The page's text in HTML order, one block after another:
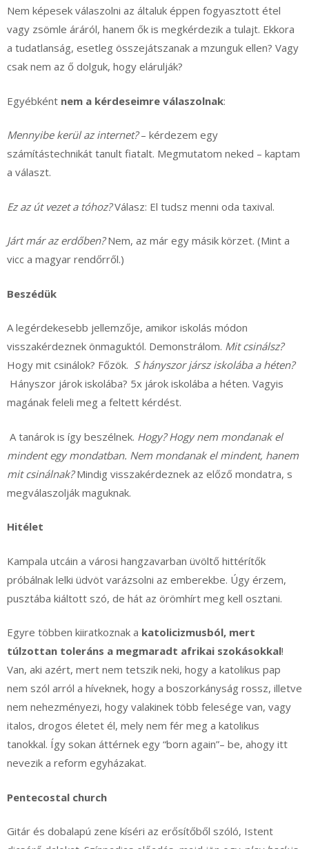
Nem képesek válaszolni az általuk éppen fogyasztott étel
vagy zsömle áráról, hanem ők is megkérdezik a tulajt. Ekkora
a tudatlanság, esetleg összejátszanak a mzunguk ellen? Vagy
csak nem az ő dolguk, hogy elárulják?
Egyébként nem a kérdeseimre válaszolnak:
Mennyibe kerül az internet?– kérdezem egy
számítástechnikát tanult fiatalt. Megmutatom neked – kaptam
a választ.
Ez az út vezet a tóhoz?Válasz: El tudsz menni oda taxival.
Járt már az erdőben?Nem, az már egy másik körzet. (Mint a
vicc a magyar rendőrről.)
Beszédük
A legérdekesebb jellemzője, amikor iskolás módon
visszakérdeznek önmaguktól. Demonstrálom. Mit csinálsz?
Hogy mit csinálok? Főzök. S hányszor jársz iskolába a héten?
Hányszor járok iskolába? 5x járok iskolába a héten. Vagyis
magának feleli meg a feltett kérdést.
A tanárok is így beszélnek. Hogy? Hogy nem mondanak el
mindent egy mondatban. Nem mondanak el mindent, hanem
mit csinálnak?Mindig visszakérdeznek az előző mondatra, s
megválaszolják maguknak.
Hitélet
Kampala utcáin a városi hangzavarban üvöltő hittérítők
próbálnak lelki üdvöt varázsolni az emberekbe. Úgy érzem,
pusztába kiáltott szó, de hát az örömhírt meg kell osztani.
Egyre többen kiiratkoznak a katolicizmusból, mert
túlzottan toleráns a megmaradt afrikai szokásokkal!
Van, aki azért, mert nem tetszik neki, hogy a katolikus pap
nem szól arról a híveknek, hogy a boszorkányság rossz, illetve
nem nehezményezi, hogy valakinek több felesége van, vagy
italos, drogos életet él, mely nem fér meg a katolikus
tanokkal. Így sokan áttérnek egy “born again”– be, ahogy itt
nevezik a reform egyházakat.
Pentecostal church
Gitár és dobalapú zene kíséri az erősítőből szóló, Istent